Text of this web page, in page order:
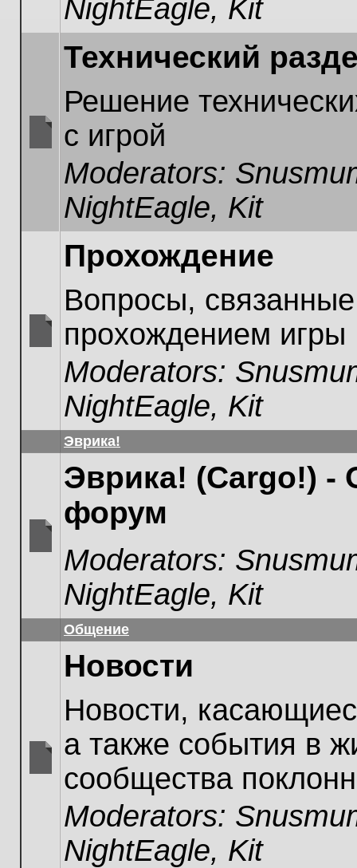
unreadNightEagle, Kit
unread
Технический
Решение
с игрой
Moderators:
NightEagle, Kit
unread
Прохождение
Вопросы,
прохождением игры
Moderators:
NightEagle, Kit
Эврика!
unread
Эврика! (Cargo!) -
форум
Moderators:
NightEagle, Kit
Общение
Новости
Новости,
а также события в
сообщества
Moderators:
NightEagle, Kit